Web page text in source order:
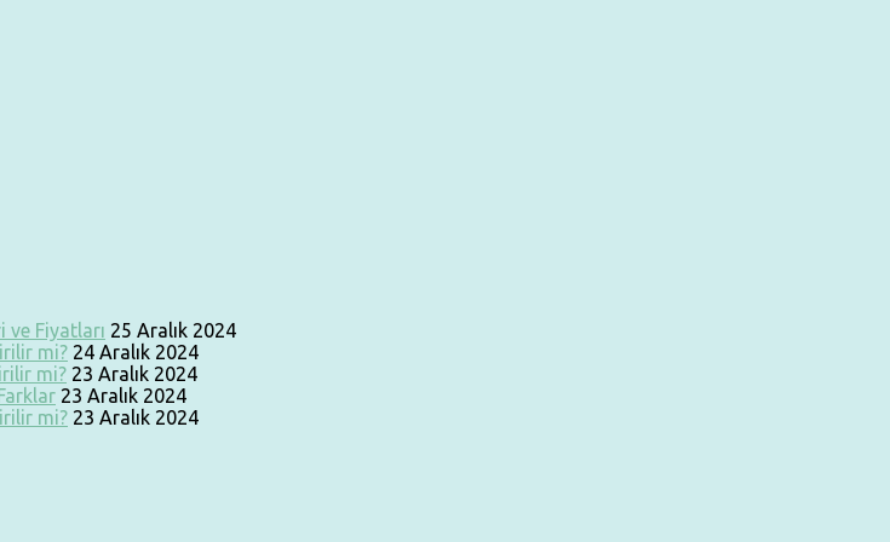
ve Fiyatları 25 Aralık 2024
mi? 24 Aralık 2024
mi? 23 Aralık 2024
23 Aralık 2024
mi? 23 Aralık 2024